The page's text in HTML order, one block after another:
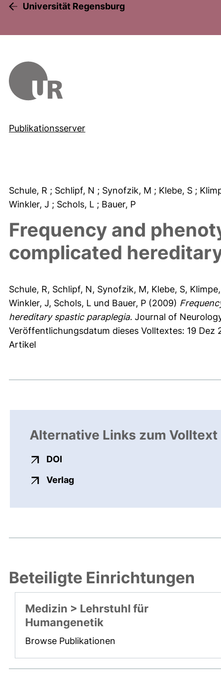
Universität Regensburg
Publikationsserver
Schule, R ; Schlipf, N ; Synofzik, M ; Klebe, S ;
Winkler, J ; Schols, L ; Bauer, P
Frequency and
complicated
Schule, R, Schlipf, N, Synofzik, M, Klebe, S,
Winkler, J, Schols, L und Bauer, P (2009)
hereditary spastic paraplegia. Journal of
Veröffentlichungsdatum dieses Volltextes: 19 Dez
Artikel
Alternative Links zum Volltext
DOI
Verlagexterner Link, öffnet neues
Beteiligte Einrichtungen
Medizin > Lehrstuhl für
Humangenetik
Browse Publikationen